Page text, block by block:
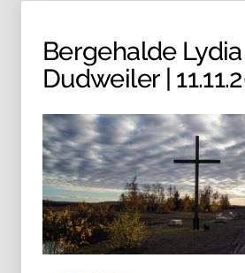
Bergehalde
Dudweiler |